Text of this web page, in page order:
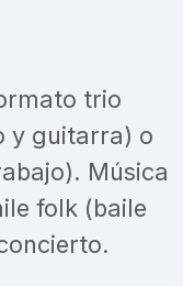
trio
y guitarra) o
Música
folk (baile